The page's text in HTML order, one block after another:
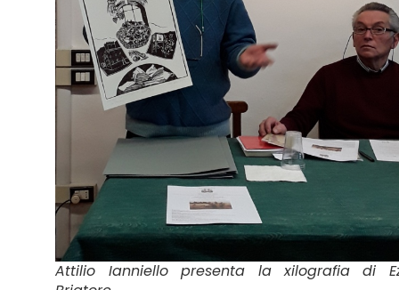
Attilio Ianniello presenta la xilografia di